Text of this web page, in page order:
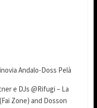
Andalo-Doss Pelà
e DJs @Rifugi – La
Zone) and Dosson